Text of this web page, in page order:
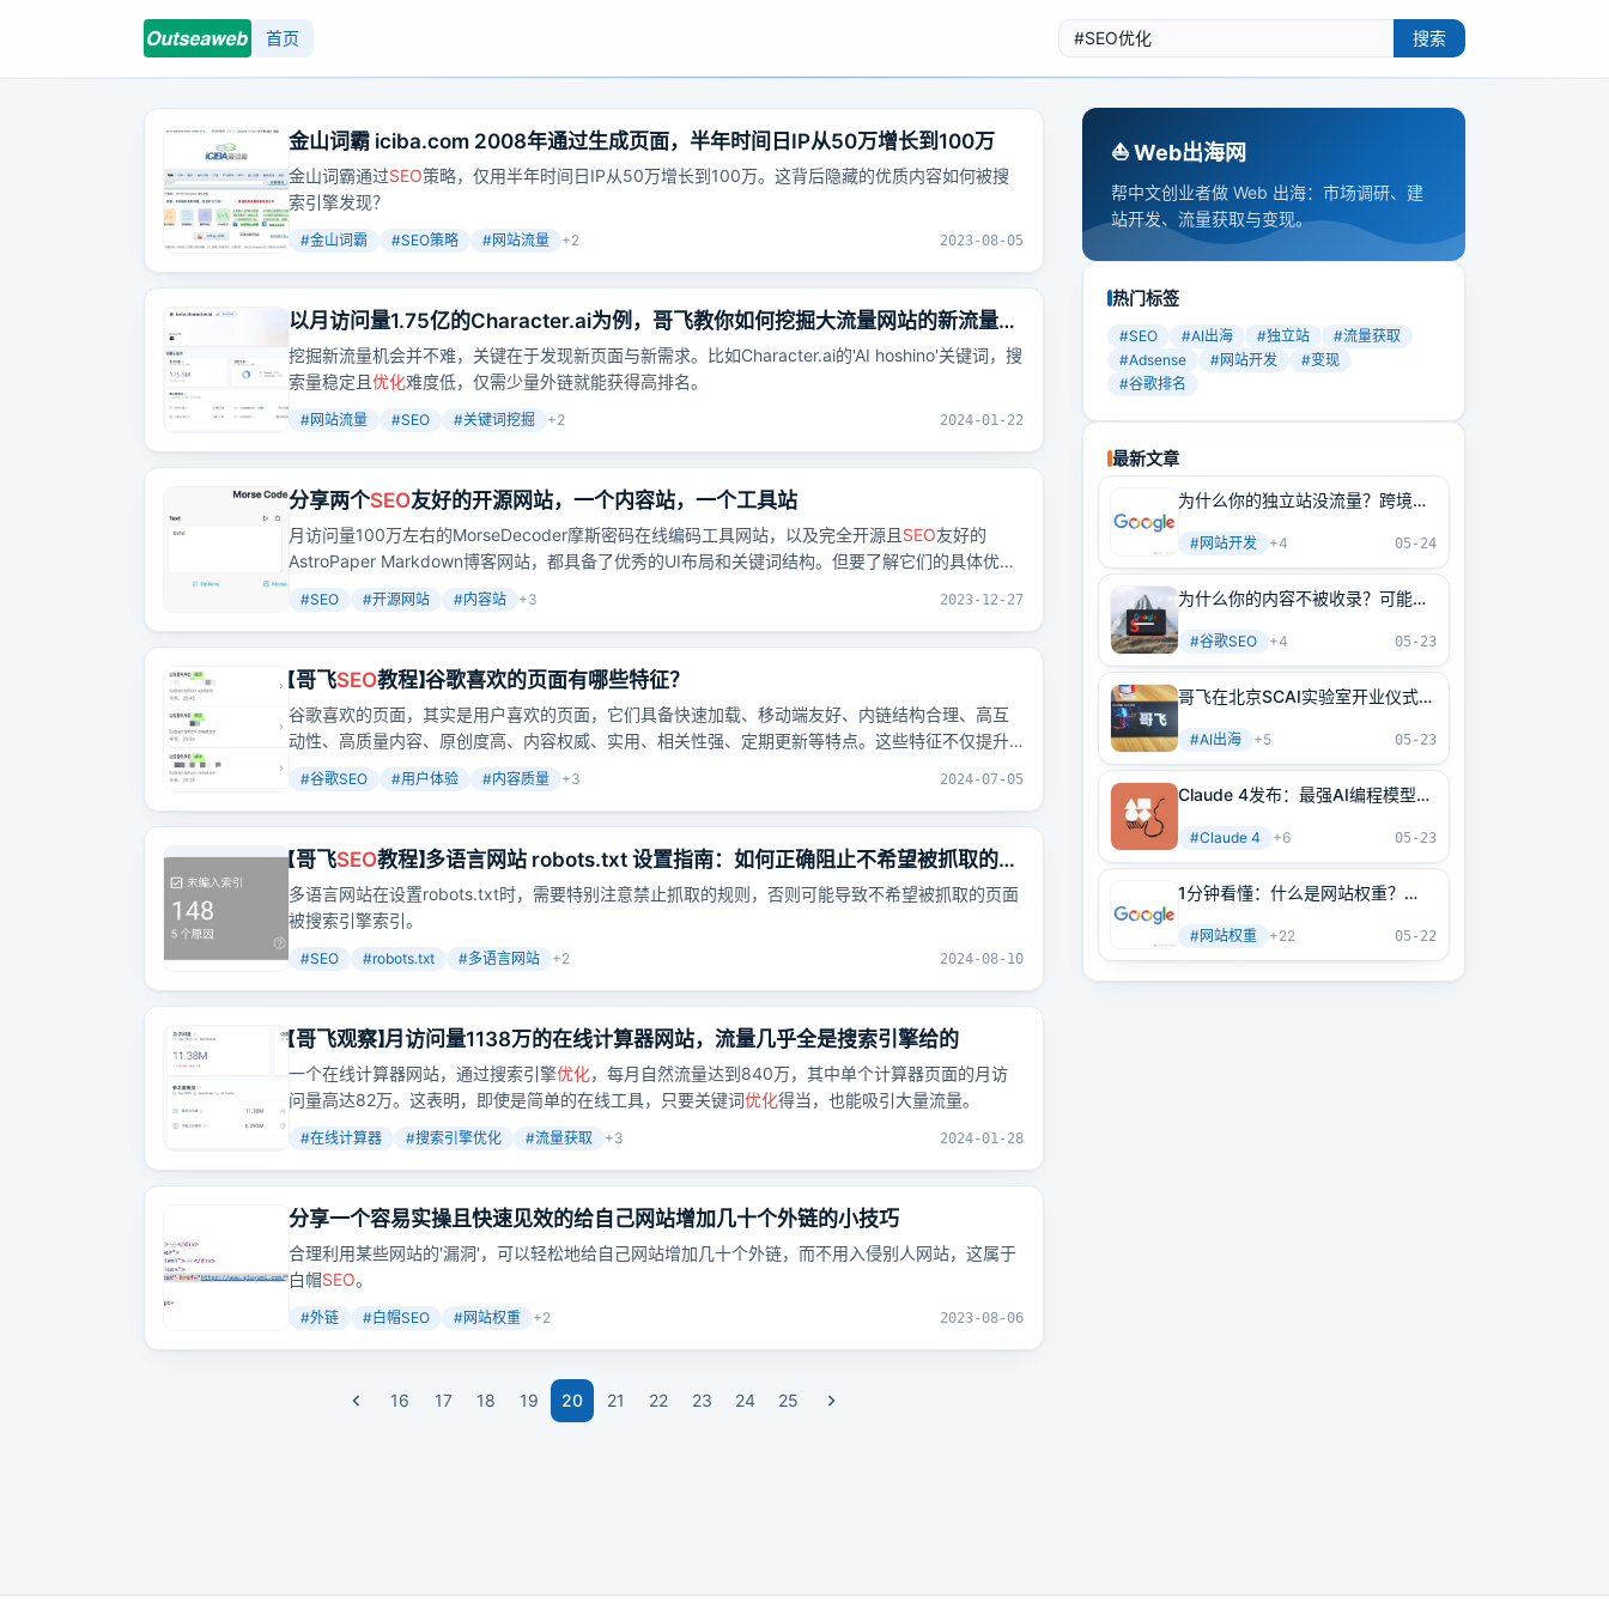
首页 搜索
金山词霸 iciba.com 2008年通过生成页面，半年时间日IP从50万增长到100万
金山词霸通过SEO策略，仅用半年时间日IP从50万增长到100万。这背后隐藏的优质内容如何被搜
索引擎发现？
#金山词霸 #SEO策略 #网站流量 +2 2023-08-05
以月访问量1.75亿的Character.ai为例，哥飞教你如何挖掘大流量网站的新流量机
会
挖掘新流量机会并不难，关键在于发现新页面与新需求。比如Character.ai的'AI hoshino'关键词，搜
索量稳定且优化难度低，仅需少量外链就能获得高排名。
#网站流量 #SEO #关键词挖掘 +2 2024-01-22
分享两个SEO友好的开源网站，一个内容站，一个工具站
月访问量100万左右的MorseDecoder摩斯密码在线编码工具网站，以及完全开源且SEO友好的
AstroPaper Markdown博客网站，都具备了优秀的UI布局和关键词结构。但要了解它们的具体优
点，似乎还得加入哥飞的付费社群。
#SEO #开源网站 #内容站 +3 2023-12-27
【哥飞SEO教程】谷歌喜欢的页面有哪些特征？
谷歌喜欢的页面，其实是用户喜欢的页面，它们具备快速加载、移动端友好、内链结构合理、高互
动性、高质量内容、原创度高、内容权威、实用、相关性强、定期更新等特点。这些特征不仅提升
了用户体验，也满足了谷歌对优质内容的追求。
#谷歌SEO #用户体验 #内容质量 +3 2024-07-05
【哥飞SEO教程】多语言网站 robots.txt 设置指南：如何正确阻止不希望被抓取的页
面
多语言网站在设置robots.txt时，需要特别注意禁止抓取的规则，否则可能导致不希望被抓取的页面
被搜索引擎索引。
#SEO #robots.txt #多语言网站 +2 2024-08-10
【哥飞观察】月访问量1138万的在线计算器网站，流量几乎全是搜索引擎给的
一个在线计算器网站，通过搜索引擎优化，每月自然流量达到840万，其中单个计算器页面的月访
问量高达82万。这表明，即使是简单的在线工具，只要关键词优化得当，也能吸引大量流量。
#在线计算器 #搜索引擎优化 #流量获取 +3 2024-01-28
分享一个容易实操且快速见效的给自己网站增加几十个外链的小技巧
合理利用某些网站的'漏洞'，可以轻松地给自己网站增加几十个外链，而不用入侵别人网站，这属于
白帽SEO。
#外链 #白帽SEO #网站权重 +2 2023-08-06
16 17 18 19 20 21 22 23 24 25
⛵️ Web出海网
帮中文创业者做 Web 出海：市场调研、建
站开发、流量获取与变现。
热门标签
#SEO #AI出海 #独立站 #流量获取
#Adsense #网站开发 #变现
#谷歌排名
最新文章
为什么你的独立站没流量？跨境卖
#网站开发 +4 05-24
为什么你的内容不被收录？可能是
方法
#谷歌SEO +4 05-23
哥飞在北京SCAI实验室开业仪式上
#AI出海 +5 05-23
Claude 4发布：最强AI编程模型
#Claude 4 +6 05-23
1分钟看懂：什么是网站权重？
南（原创不易）
#网站权重 +22 05-22